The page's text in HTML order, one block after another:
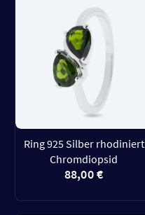
Ring 925 Silber rhodiniert
Chromdiopsid
88,00 €